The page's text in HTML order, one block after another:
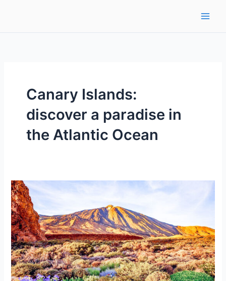
Canary Islands:
discover a paradise in
the Atlantic Ocean